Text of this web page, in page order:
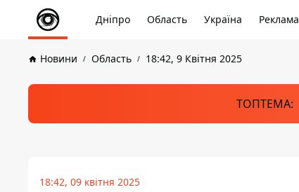
Дніпро Область Україна Реклама
Новини Область 18:42, 9 Квітня 2025
ТОПТЕМА:
18:42, 09 квітня 2025